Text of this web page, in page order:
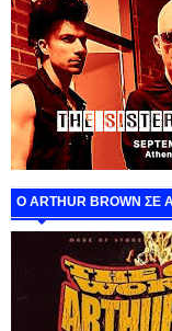
O ARTHUR BROWN